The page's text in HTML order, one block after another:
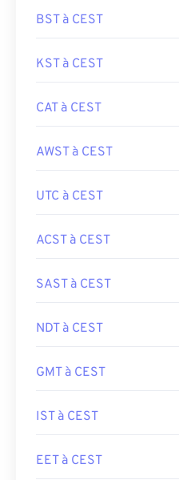
BST à CEST
KST à CEST
CAT à CEST
AWST à CEST
UTC à CEST
ACST à CEST
SAST à CEST
NDT à CEST
GMT à CEST
IST à CEST
EET à CEST